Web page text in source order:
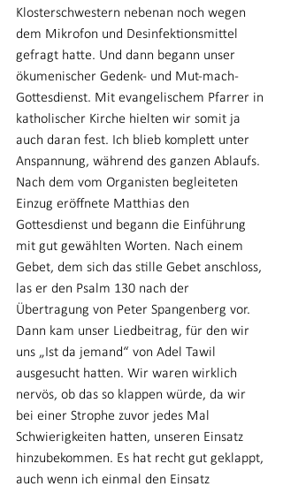
Klosterschwestern nebenan noch wegen
dem Mikrofon und Desinfektionsmittel
gefragt hatte. Und dann begann unser
ökumenischer Gedenk- und Mut-mach-
Gottesdienst. Mit evangelischem Pfarrer in
katholischer Kirche hielten wir somit ja
auch daran fest. Ich blieb komplett unter
Anspannung, während des ganzen Ablaufs.
Nach dem vom Organisten begleiteten
Einzug eröffnete Matthias den
Gottesdienst und begann die Einführung
mit gut gewählten Worten. Nach einem
Gebet, dem sich das stille Gebet anschloss,
las er den Psalm 130 nach der
Übertragung von Peter Spangenberg vor.
Dann kam unser Liedbeitrag, für den wir
uns „Ist da jemand“ von Adel Tawil
ausgesucht hatten. Wir waren wirklich
nervös, ob das so klappen würde, da wir
bei einer Strophe zuvor jedes Mal
Schwierigkeiten hatten, unseren Einsatz
hinzubekommen. Es hat recht gut geklappt,
auch wenn ich einmal den Einsatz